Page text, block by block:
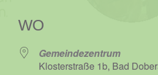
WO
Gemeindezentrum
Klosterstraße 1b, Bad